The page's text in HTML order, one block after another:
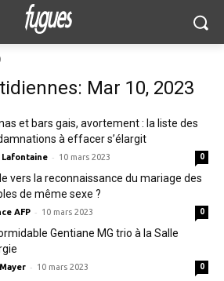
Mar 10, 2023
et bars gais, avortement : la liste des
à effacer s’élargit
Lafontaine - 10 mars 2023 0
vers la reconnaissance du mariage des
de même sexe ?
AFP - 10 mars 2023 0
Gentiane MG trio à la Salle
- 10 mars 2023 0